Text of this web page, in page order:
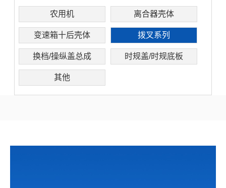
农用机 离合器壳体
变速箱十后壳体 拨叉系列
换档/操纵盖总成 时规盖/时规底板
其他